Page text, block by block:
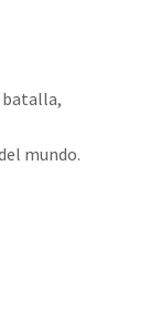
batalla,
mundo.